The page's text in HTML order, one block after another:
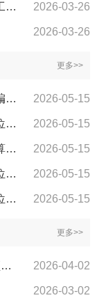
通江县司法局关于2025年法治政府建设工作情况的报告 2026-03-26
2026-03-26
更多>>
通江县园林路灯管理所2026年单位预算编制说明 2026-05-15
通江县交通建设协调服务中心2026年单位预算编制说明 2026-05-15
通江县交通规划编制研究中心2026年预算编制说明 2026-05-15
通江县农村公路管理服务中心2026年单位预算编制说明 2026-05-15
通江县高速公路建设服务中心2026年单位预算编制说明 2026-05-15
更多>>
2026年清明节期间及4月森林火险等级预测预报 2026-04-02
2026-03-02